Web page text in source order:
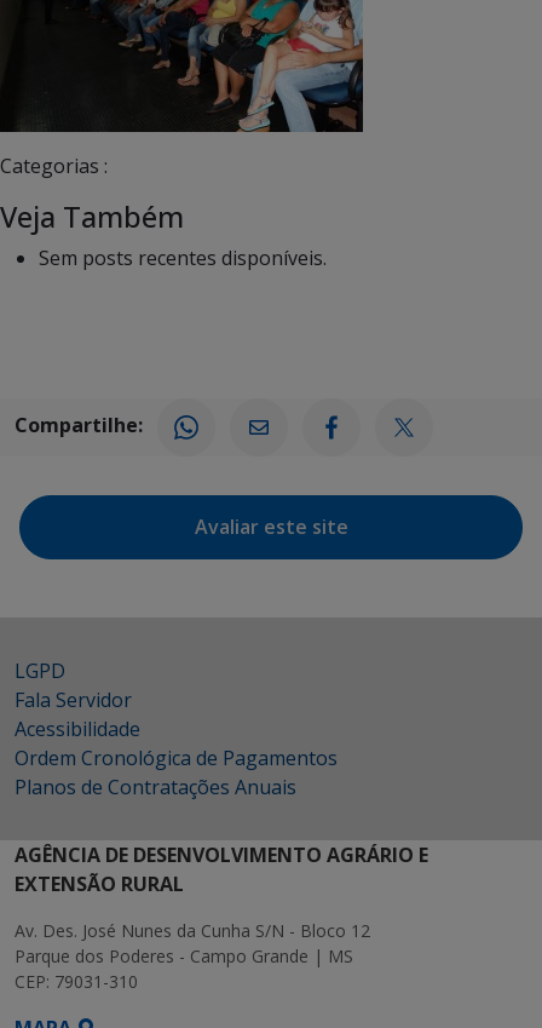
Categorias :
Veja Também
Sem posts recentes disponíveis.
Compartilhe:
Avaliar este site
LGPD
Fala Servidor
Acessibilidade
Ordem Cronológica de Pagamentos
Planos de Contratações Anuais
AGÊNCIA DE DESENVOLVIMENTO AGRÁRIO E
EXTENSÃO RURAL
Av. Des. José Nunes da Cunha S/N - Bloco 12
Parque dos Poderes - Campo Grande | MS
CEP: 79031-310